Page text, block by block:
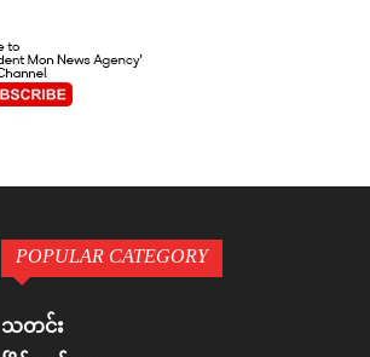
POPULAR CATEGORY
သတင်း